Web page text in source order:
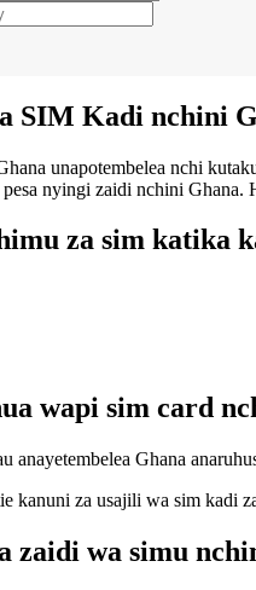
SIM Kadi nchini
unapotembelea nchi
nyingi zaidi nchini
za sim katika
wapi sim card
anayetembelea Ghana
kanuni za usajili wa sim kadi
zaidi wa simu